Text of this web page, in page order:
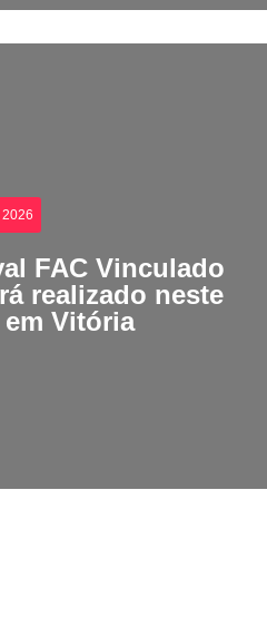
FAC Vinculado
realizado neste
Vitória